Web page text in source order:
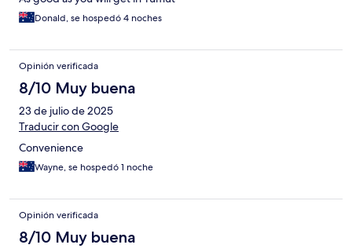
Donald, se hospedó 4 noches
Opinión verificada
8/10 Muy buena
23 de julio de 2025
Traducir con Google
Convenience
Wayne, se hospedó 1 noche
Opinión verificada
8/10 Muy buena